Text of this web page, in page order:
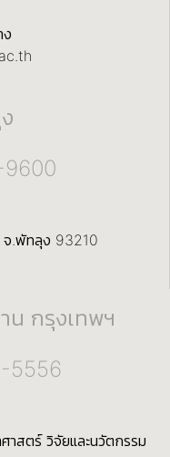
9600
จ.พัทลุง 93210
น กรุงเทพฯ
5556
าสตร์ วิจัยและนวัตกรรม